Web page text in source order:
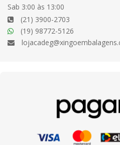
Sab 3:00 às 13:00
(21) 3900-2703
(19) 98772-5126